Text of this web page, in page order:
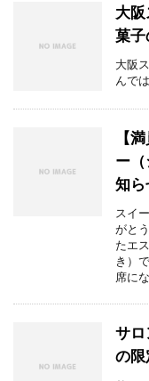
大
菓子
大阪
んで
【
ー
知ら
スイ
がと
たエ
き）
席に
サロ
の限